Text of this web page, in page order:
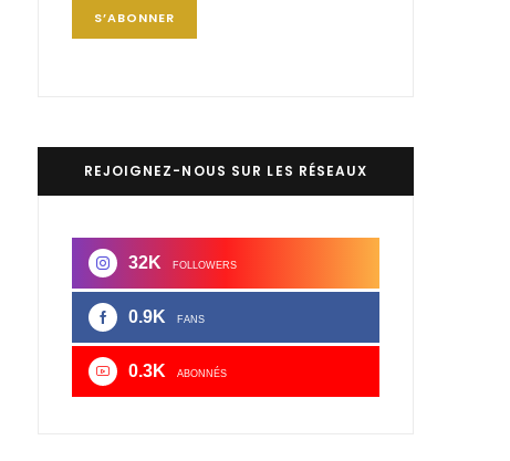
REJOIGNEZ-NOUS SUR LES RÉSEAUX
32K FOLLOWERS
0.9K FANS
0.3K ABONNÉS